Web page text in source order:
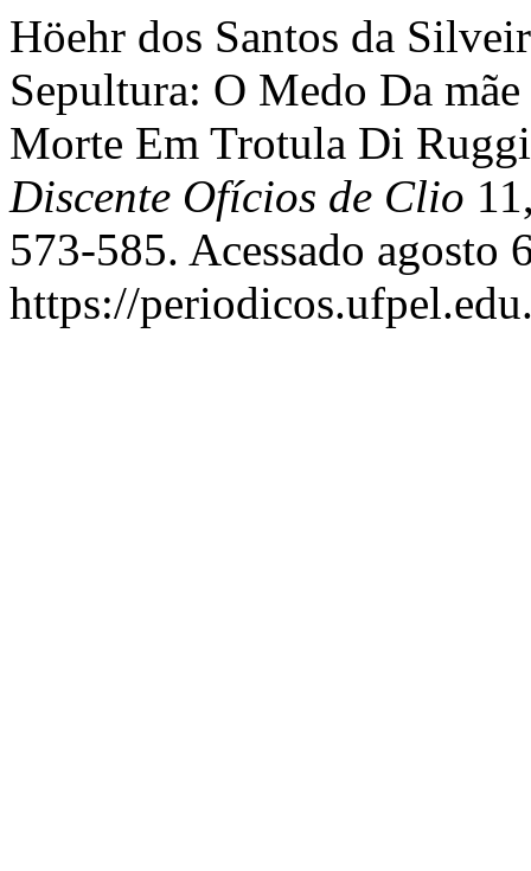
Höehr dos Santos da
Sepultura: O Medo Da
Morte Em Trotula Di
Discente Ofícios de Clio
573-585. Acessado agosto
https://